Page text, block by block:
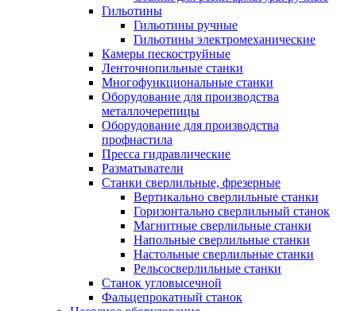
Гильотины
Гильотины ручные
Гильотины электромеханические
Камеры пескоструйные
Ленточнопильные станки
Многофункциональные станки
Оборудование для производства
металлочерепицы
Оборудование для производства
профнастила
Пресса гидравлические
Разматыватели
Станки сверлильные, фрезерные
Вертикально сверлильные станки
Горизонтально сверлильный станок
Магнитные сверлильные станки
Напольные сверлильные станки
Настольные сверлильные станки
Рельсосверлильные станки
Станок угловысечной
Фальцепрокатный станок